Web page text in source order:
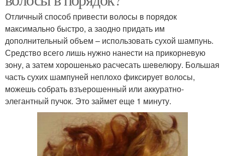
Отличный способ привести волосы в порядок
максимально быстро, а заодно придать им
дополнительный объем – использовать сухой шампунь.
Средство всего лишь нужно нанести на прикорневую
зону, а затем хорошенько расчесать шевелюру. Большая
часть сухих шампуней неплохо фиксирует волосы,
можешь собрать взъерошенный или аккуратно-
элегантный пучок. Это займет еще 1 минуту.